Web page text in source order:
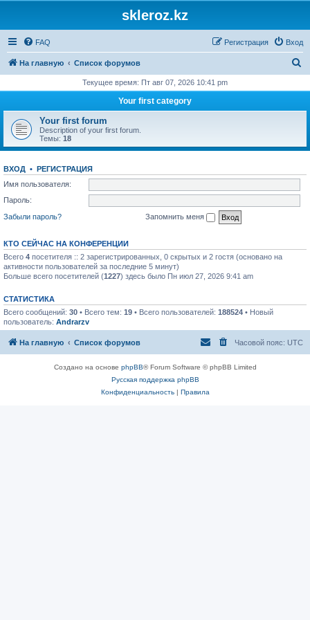
skleroz.kz
FAQ Вход
Регистрация
На главную Список форумов
с
Текущее время: Пт авг 07, 2026 10:41 pm
Your first category
Your first forum
Description of your first forum.
Темы: 18
ВХОД • РЕГИСТРАЦИЯ
Имя пользователя:
Пароль:
Забыли пароль?
Запомнить меня
КТО СЕЙЧАС НА КОНФЕРЕНЦИИ
Всего 4 посетителя :: 2 зарегистрированных, 0 скрытых и 2 гостя (основано на
активности пользователей за последние 5 минут)
Больше всего посетителей (1227) здесь было Пн июл 27, 2026 9:41 am
СТАТИСТИКА
Всего сообщений: 30 • Всего тем: 19 • Всего пользователей: 188524 • Новый
пользователь: Andrarzv
На главную Список форумов Часовой пояс: UTC
Создано на основе phpBB® Forum Software © phpBB Limited
Русская поддержка phpBB
Конфиденциальность| Правила